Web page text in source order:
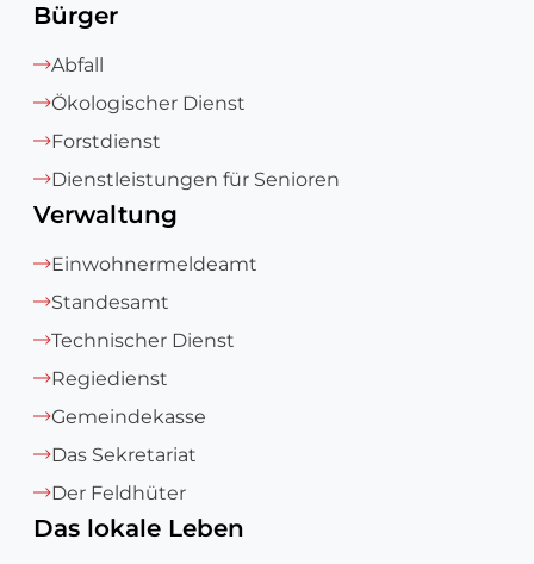
Bürger
Abfall
Ökologischer Dienst
Forstdienst
Dienstleistungen für Senioren
Verwaltung
Einwohnermeldeamt
Standesamt
Technischer Dienst
Regiedienst
Gemeindekasse
Das Sekretariat
Der Feldhüter
Das lokale Leben